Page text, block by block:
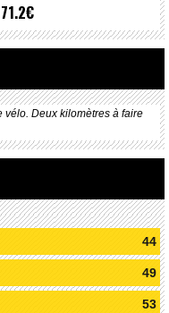
71.2€
Deux kilomètres à faire
44
49
53